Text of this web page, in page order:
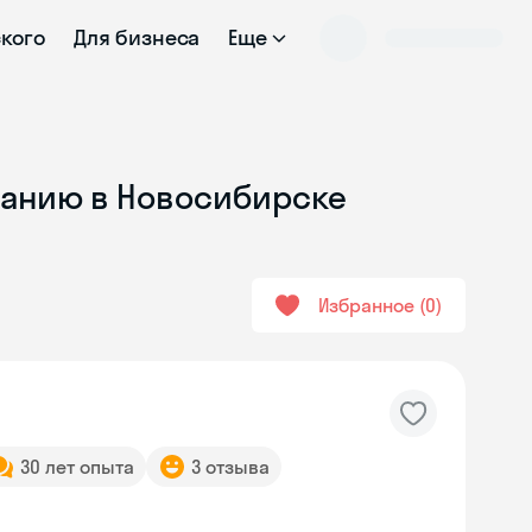
Для бизнеса Еще
в Новосибирске
Избранное 0
30 лет опыта 3 отзыва